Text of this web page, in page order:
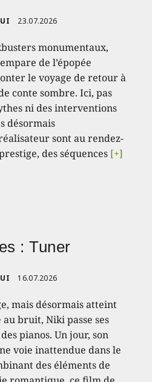
23.07.2026
monumentaux,
de l’épopée
le voyage de retour à
conte sombre. Ici, pas
ni des interventions
désormais
sont au rendez-
des séquences [+]
: Tuner
16.07.2026
mais désormais atteint
bruit, Niki passe ses
pianos. Un jour, son
voie inattendue dans le
des éléments de